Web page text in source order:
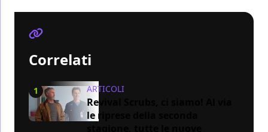
Correlati
1 ARTICOLI
Revival Scrubs, ci siamo! Al via
le riprese della seconda